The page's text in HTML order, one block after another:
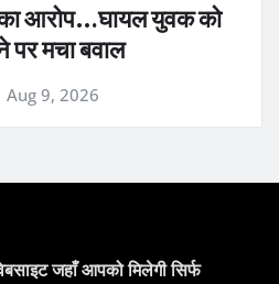
का आरोप…घायल युवक को
पर मचा बवाल
Aug 9, 2026
जहाँ आपको मिलेगी सिर्फ